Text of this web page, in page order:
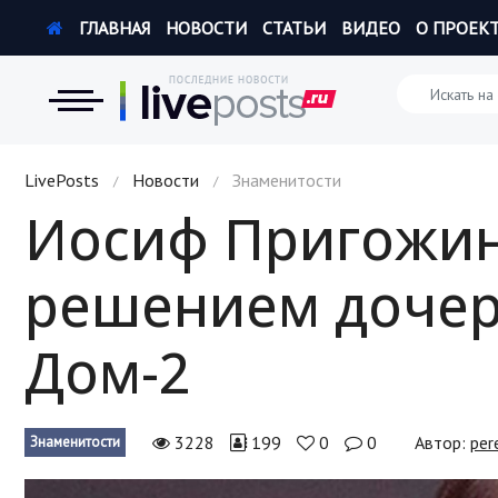
Новости
Экономика
Происшествия
Россия
Наука и техника
Политика
ГЛАВНАЯ НОВОСТИ СТАТЬИ ВИДЕО О
LivePosts / Новости / Знаменитости
Иосиф
решением
Дом-2
Знаменитости 3228 199 0 0 Автор: